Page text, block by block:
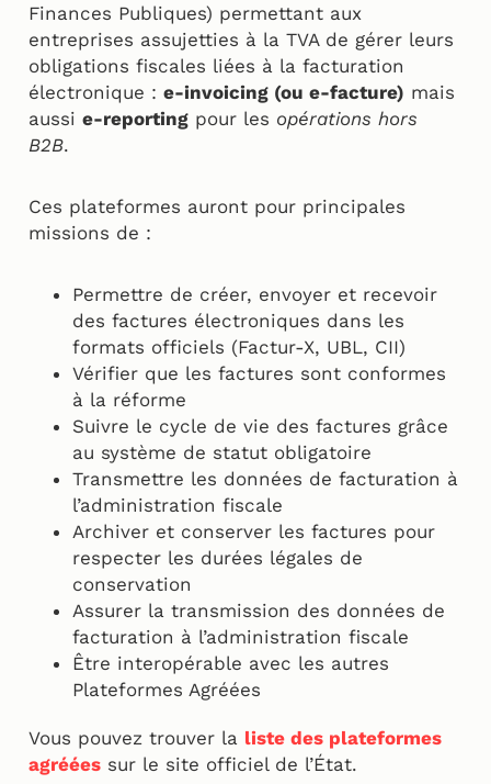
Finances Publiques) permettant aux
entreprises assujetties à la TVA de gérer leurs
obligations fiscales liées à la facturation
électronique : e-invoicing (ou e-facture) mais
aussi e-reporting pour les opérations hors
B2B.
Ces plateformes auront pour principales
missions de :
Permettre de créer, envoyer et recevoir
des factures électroniques dans les
formats officiels (Factur-X, UBL, CII)
Vérifier que les factures sont conformes
à la réforme
Suivre le cycle de vie des factures grâce
au système de statut obligatoire
Transmettre les données de facturation à
l’administration fiscale
Archiver et conserver les factures pour
respecter les durées légales de
conservation
Assurer la transmission des données de
facturation à l’administration fiscale
Être interopérable avec les autres
Plateformes Agréées
Vous pouvez trouver la liste des plateformes
agréées sur le site officiel de l’État.